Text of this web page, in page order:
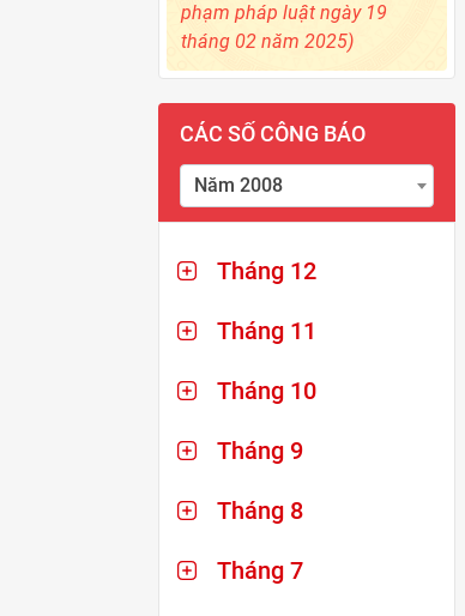
phạm pháp luật ngày 19
tháng 02 năm 2025)
CÁC SỐ CÔNG BÁO
Năm 2008
Tháng 12
Tháng 11
Tháng 10
Tháng 9
Tháng 8
Tháng 7